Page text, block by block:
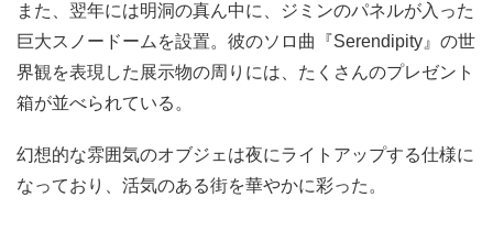
また、翌年には明洞の真ん中に、ジミンのパネルが入った
巨大スノードームを設置。彼のソロ曲『Serendipity』の世
界観を表現した展示物の周りには、たくさんのプレゼント
箱が並べられている。
幻想的な雰囲気のオブジェは夜にライトアップする仕様に
なっており、活気のある街を華やかに彩った。